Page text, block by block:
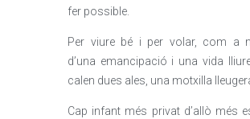
fer possible.
Per viure bé i per volar, com a
d’una emancipació i una vida
calen dues ales, una motxilla
Cap infant més privat d’allò més